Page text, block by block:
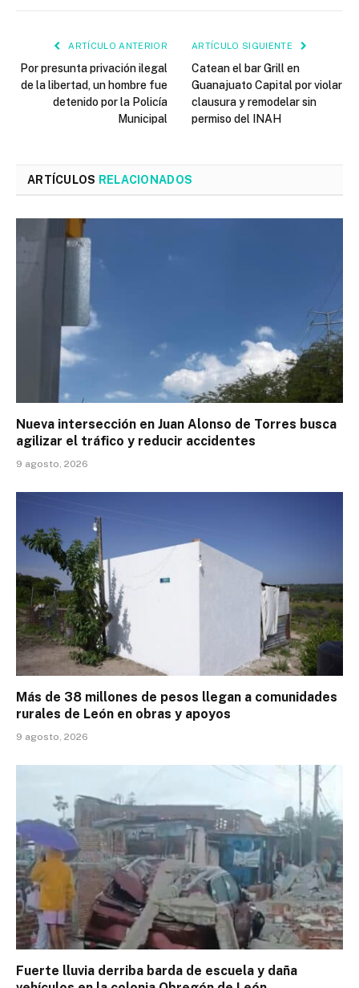
ARTÍCULO ANTERIOR
Por presunta privación ilegal
de la libertad, un hombre fue
detenido por la Policía
Municipal
ARTÍCULO SIGUIENTE
Catean el bar Grill en
Guanajuato Capital por violar
clausura y remodelar sin
permiso del INAH
ARTÍCULOS RELACIONADOS
Nueva intersección en Juan Alonso de Torres busca
agilizar el tráfico y reducir accidentes
9 agosto, 2026
Más de 38 millones de pesos llegan a comunidades
rurales de León en obras y apoyos
9 agosto, 2026
Fuerte lluvia derriba barda de escuela y daña